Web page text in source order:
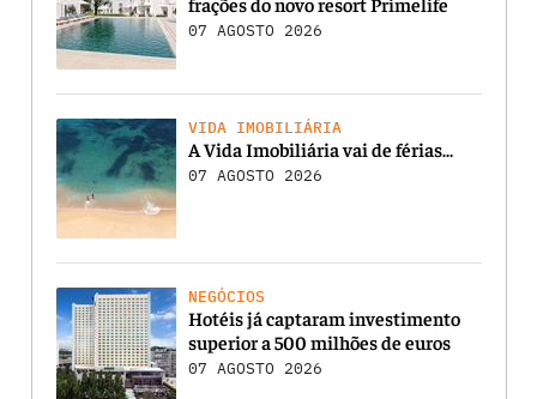
07 AGOSTO 2026
VIDA IMOBILIÁRIA
A Vida Imobiliária vai de férias…
07 AGOSTO 2026
NEGÓCIOS
Hotéis já captaram investimento
superior a 500 milhões de euros
07 AGOSTO 2026